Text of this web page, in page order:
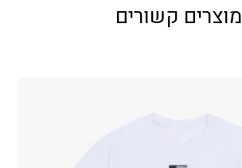
מוצרים קשורים